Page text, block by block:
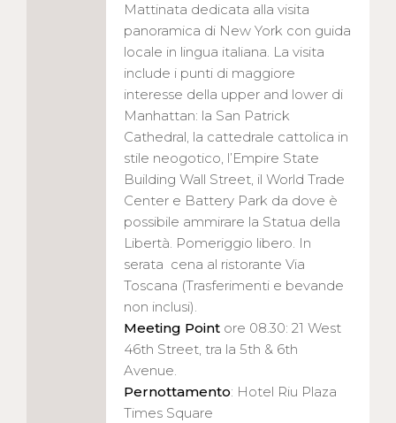
Mattinata dedicata alla visita
panoramica di New York con guida
locale in lingua italiana. La visita
include i punti di maggiore
interesse della upper and lower di
Manhattan: la San Patrick
Cathedral, la cattedrale cattolica in
stile neogotico, l’Empire State
Building Wall Street, il World Trade
Center e Battery Park da dove è
possibile ammirare la Statua della
Libertà. Pomeriggio libero. In
serata cena al ristorante Via
Toscana (Trasferimenti e bevande
non inclusi).
Meeting Point ore 08.30: 21 West
46th Street, tra la 5th & 6th
Avenue.
Pernottamento: Hotel Riu Plaza
Times Square